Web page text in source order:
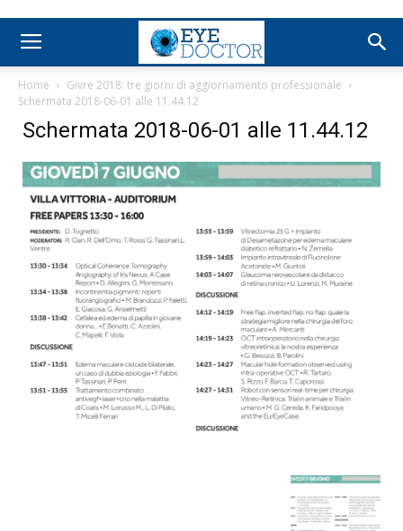
Home
Givre 2018: tre giorni di aggiornamento professionale
Schermata 2018-06-01 alle 11.44.12
Schermata 2018-06-01 alle 11.44.12